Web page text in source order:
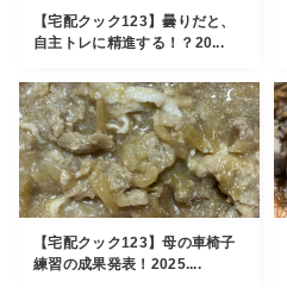
【宅配クック123】曇りだと、
自主トレに精進する！？20...
【宅配クック123】母の車椅子
練習の成果発表！2025....